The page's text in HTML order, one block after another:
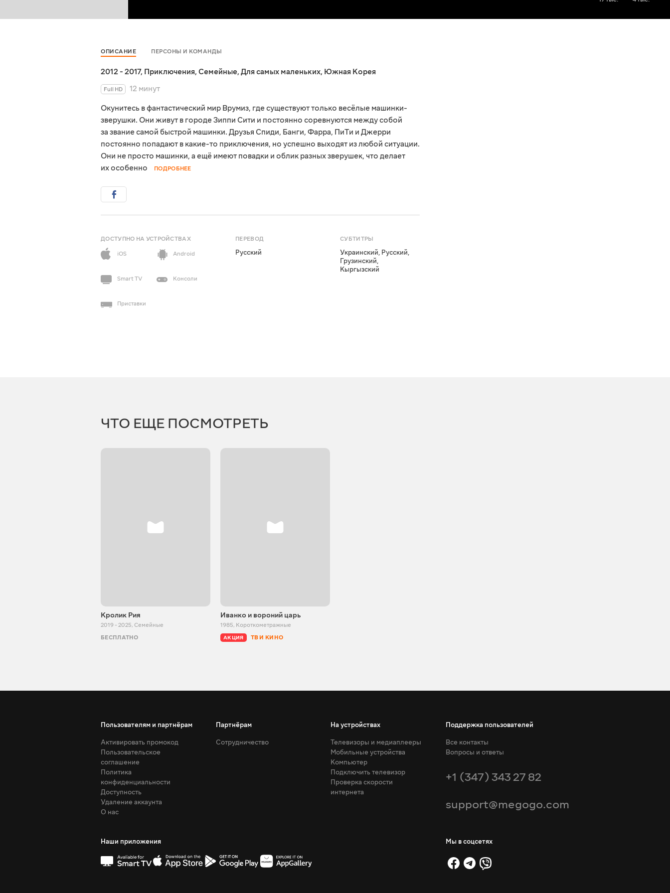
ОПИСАНИЕ ПЕРСОНЫ И КОМАНДЫ
2012 - 2017, Приключения, Семейные, Для самых маленьких, Южная Корея
Full HD
12 минут
Окунитесь в фантастический мир Врумиз, где существуют только весёлые машинки-
зверушки. Они живут в городе Зиппи Сити и постоянно соревнуются между собой
за звание самой быстрой машинки. Друзья Спиди, Банги, Фарра, ПиТи и Джерри
постоянно попадают в какие-то приключения, но успешно выходят из любой ситуации.
Они не просто машинки, а ещё имеют повадки и облик разных зверушек, что делает
их особенно
ПОДРОБНЕЕ
ДОСТУПНО НА УСТРОЙСТВАХ
iOS
Android
Smart TV Консоли
Приставки
ПЕРЕВОД
Русский
СУБТИТРЫ
Украинский, Русский,
Грузинский,
Кыргызский
ЧТО ЕЩЕ ПОСМОТРЕТЬ
Кролик Рия
2019 - 2025, Семейные
БЕСПЛАТНО
Иванко и вороний царь
1985, Короткометражные
АКЦИЯ ТВ И КИНО
Пользователям и партнёрам
Активировать промокод
Пользовательское
соглашение
Политика
конфиденциальности
Доступность
Удаление аккаунта
О нас
Партнёрам
Сотрудничество
На устройствах
Телевизоры и медиаплееры
Мобильные устройства
Компьютер
Подключить телевизор
Проверка скорости
интернета
Поддержка пользователей
Все контакты
Вопросы и ответы
+1 (347) 343 27 82
support@megogo.com
Наши приложения Мы в соцсетях